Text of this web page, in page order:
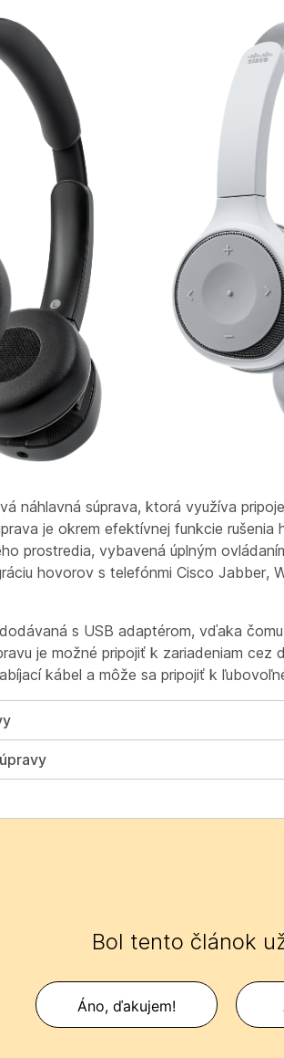
náhlavná súprava, ktorá využíva
je okrem efektívnej funkcie
prostredia, vybavená úplným
hovorov s telefónmi Cisco Jabber,
s USB adaptérom, vďaka
je možné pripojiť k zariadeniam
kábel a môže sa pripojiť k
Bol tento článok
Áno, ďakujem!